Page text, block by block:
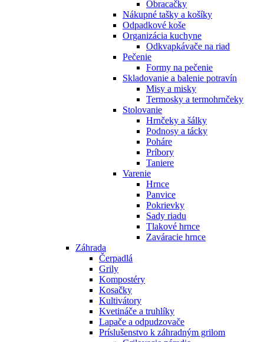
Obracačky
Nákupné tašky a košíky
Odpadkové koše
Organizácia kuchyne
Odkvapkávače na riad
Pečenie
Formy na pečenie
Skladovanie a balenie potravín
Misy a misky
Termosky a termohrnčeky
Stolovanie
Hrnčeky a šálky
Podnosy a tácky
Poháre
Príbory
Taniere
Varenie
Hrnce
Panvice
Pokrievky
Sady riadu
Tlakové hrnce
Zaváracie hrnce
Záhrada
Čerpadlá
Grily
Kompostéry
Kosačky
Kultivátory
Kvetináče a truhlíky
Lapače a odpudzovače
Príslušenstvo k záhradným grilom